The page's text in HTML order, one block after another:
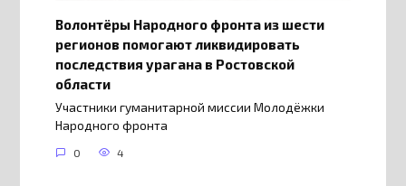
Волонтёры Народного фронта из шести
регионов помогают ликвидировать
последствия урагана в Ростовской
области
Участники гуманитарной миссии Молодёжки
Народного фронта
0 4